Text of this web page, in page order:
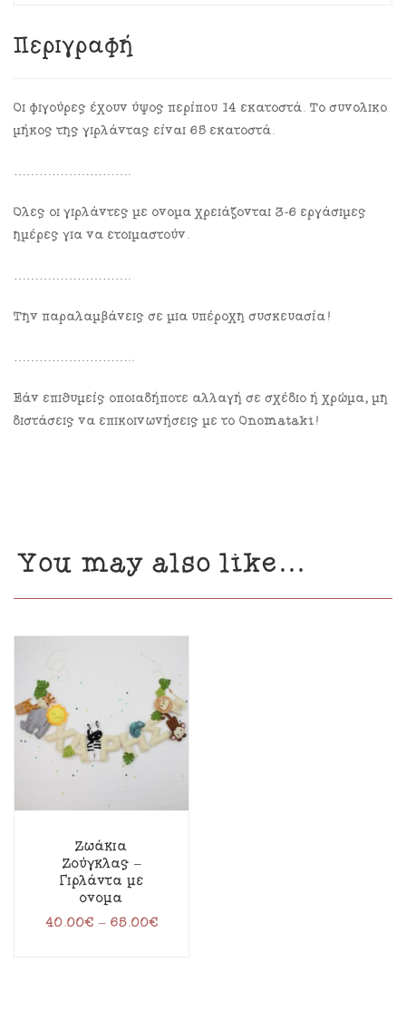
Περιγραφή
Οι φιγούρες έχουν ύψος περίπου 14 εκατοστά. Το συνολικό
μήκος της γιρλάντας είναι 65 εκατοστά.
……………………….
Όλες οι γιρλάντες με όνομα χρειάζονται 3-6 εργάσιμες
ημέρες για να ετοιμαστούν.
……………………….
Την παραλαμβάνεις σε μια υπέροχη συσκευασία!
………………………..
Εάν επιθυμείς οποιαδήποτε αλλαγή σε σχέδιο ή χρώμα, μη
διστάσεις να επικοινωνήσεις με το Onomataki!
You may also like…
Ζωάκια
Ζούγκλας –
Γιρλάντα με
όνομα
40.00€ – 65.00€